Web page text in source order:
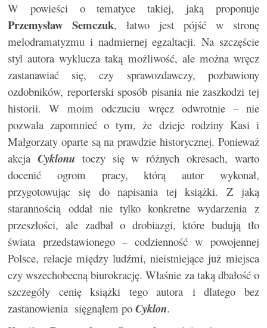
W powieści o tematyce takiej, jaką proponuje
Przemysław Semczuk, łatwo jest pójść w stronę
melodramatyzmu i nadmiernej egzaltacji. Na szczęście
styl autora wyklucza taką możliwość, ale można wręcz
zastanawiać się, czy sprawozdawczy, pozbawiony
ozdobników, reporterski sposób pisania nie zaszkodzi tej
historii. W moim odczuciu wręcz odwrotnie – nie
pozwala zapomnieć o tym, że dzieje rodziny Kasi i
Małgorzaty oparte są na prawdzie historycznej. Ponieważ
akcjaCyklonu toczy się w różnych okresach, warto
docenić ogrom pracy, którą autor wykonał,
przygotowując się do napisania tej książki. Z jaką
starannością oddał nie tylko konkretne wydarzenia z
przeszłości, ale zadbał o drobiazgi, które budują tło
świata przedstawionego – codzienność w powojennej
Polsce, relacje między ludźmi, nieistniejące już miejsca
czy wszechobecną biurokrację. Właśnie za taką dbałość o
szczegóły cenię książki tego autora i dlatego bez
zastanowienia sięgnąłem poCyklon.